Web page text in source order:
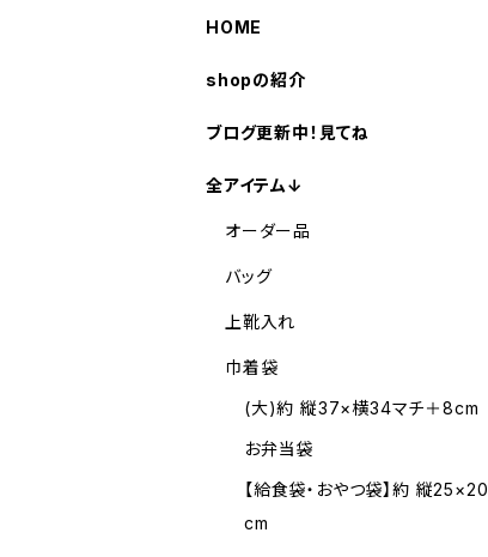
HOME
shopの紹介
ブログ更新中！見てね
全アイテム↓
オーダー品
バッグ
上靴入れ
巾着袋
(大)約 縦37×横34マチ＋8cm
お弁当袋
【給食袋・おやつ袋】約 縦25×20
cm